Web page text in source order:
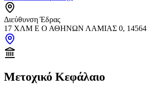
Διεύθυνση Έδρας
17 ΧΛΜ Ε Ο ΑΘΗΝΩΝ ΛΑΜΙΑΣ 0, 14564
Μετοχικό Κεφάλαιο